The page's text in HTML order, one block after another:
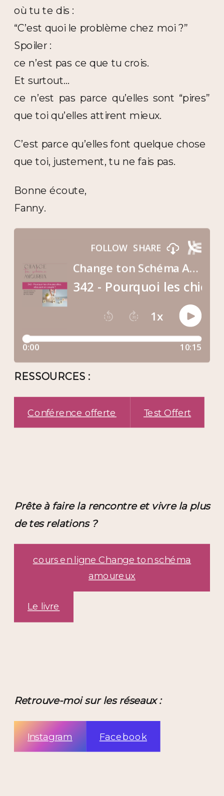
où tu te dis :
“C’est quoi le problème chez moi ?”
Spoiler :
ce n’est pas ce que tu crois.
Et surtout…
ce n’est pas parce qu’elles sont “pires”
que toi qu’elles attirent mieux.
C’est parce qu’elles font quelque chose
que toi, justement, tu ne fais pas.
Bonne écoute,
Fanny.
RESSOURCES :
Conférence offerte Test Offert
Prête à faire la rencontre et vivre la plus
de tes relations ?
cours en ligne Change ton schéma
amoureux
Le livre
Retrouve-moi sur les réseaux :
Instagram Facebook